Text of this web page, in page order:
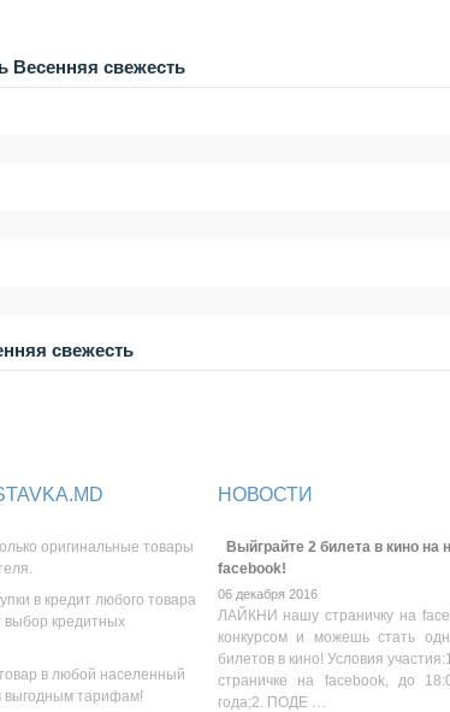
Весенняя свежесть
свежесть
оригинальные товары
в кредит любого товара
кредитных
в любой населенный
выгодным тарифам!
НОВОСТИ
Выйграйте 2 билета в кино на
facebook!
06 декабря 2016
ЛАЙКНИ нашу страничку на
конкурсом и можешь стать
билетов в кино! Условия
страничке на facebook, до
года;2. ПОДЕ …